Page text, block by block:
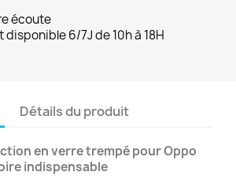
écoute
disponible 6/7J de 10h à 18H
Détails du produit
en verre trempé pour Oppo
indispensable